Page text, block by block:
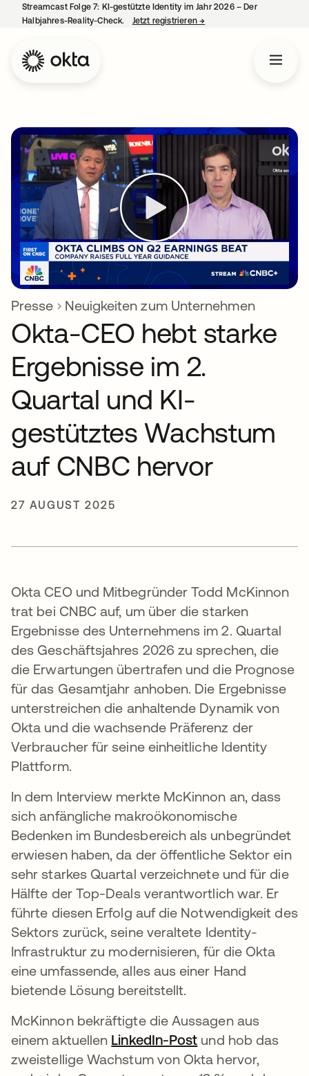
Streamcast Folge 7: KI-gestützte Identity im Jahr 2026 – Der
Halbjahres-Reality-Check.
Jetzt registrieren→
Presse Neuigkeiten zum Unternehmen
Okta-CEO hebt starke
Ergebnisse im 2.
Quartal und KI-
gestütztes Wachstum
auf CNBC hervor
27 AUGUST 2025
Okta CEO und Mitbegründer Todd McKinnon
trat bei CNBC auf, um über die starken
Ergebnisse des Unternehmens im 2. Quartal
des Geschäftsjahres 2026 zu sprechen, die
die Erwartungen übertrafen und die Prognose
für das Gesamtjahr anhoben. Die Ergebnisse
unterstreichen die anhaltende Dynamik von
Okta und die wachsende Präferenz der
Verbraucher für seine einheitliche Identity
Plattform.
In dem Interview merkte McKinnon an, dass
sich anfängliche makroökonomische
Bedenken im Bundesbereich als unbegründet
erwiesen haben, da der öffentliche Sektor ein
sehr starkes Quartal verzeichnete und für die
Hälfte der Top-Deals verantwortlich war. Er
führte diesen Erfolg auf die Notwendigkeit des
Sektors zurück, seine veraltete Identity-
Infrastruktur zu modernisieren, für die Okta
eine umfassende, alles aus einer Hand
bietende Lösung bereitstellt.
McKinnon bekräftigte die Aussagen aus
einem aktuellen LinkedIn-Post wird in einer
und hob das
zweistellige Wachstum von Okta hervor,